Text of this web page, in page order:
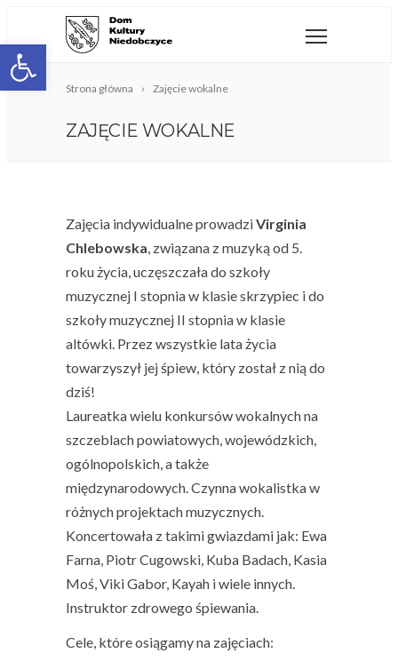
Open toolbar
Strona główna Zajęcie wokalne
ZAJĘCIE WOKALNE
Zajęcia indywidualne prowadziVirginia
Chlebowska, związana z muzyką od 5.
roku życia, uczęszczała do szkoły
muzycznej I stopnia w klasie skrzypiec i do
szkoły muzycznej II stopnia w klasie
altówki. Przez wszystkie lata życia
towarzyszył jej śpiew, który został z nią do
dziś!
Laureatka wielu konkursów wokalnych na
szczeblach powiatowych, wojewódzkich,
ogólnopolskich, a także
międzynarodowych. Czynna wokalistka w
różnych projektach muzycznych.
Koncertowała z takimi gwiazdami jak: Ewa
Farna, Piotr Cugowski, Kuba Badach, Kasia
Moś, Viki Gabor, Kayah i wiele innych.
Instruktor zdrowego śpiewania.
Cele, które osiągamy na zajęciach: